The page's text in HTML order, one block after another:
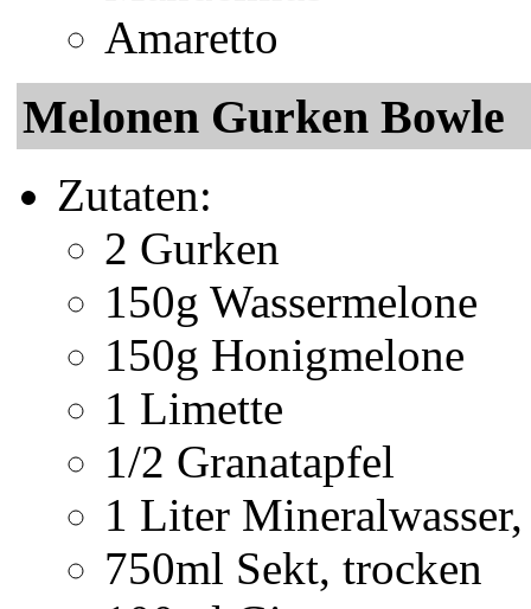
Amaretto
Melonen Gurken Bowle
Zutaten:
2 Gurken
150g Wassermelone
150g Honigmelone
1 Limette
1/2 Granatapfel
1 Liter
750ml Sekt, trocken